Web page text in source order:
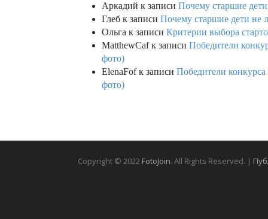
Аркадий к записи Почему старшие
Глеб к записи Почему старшие дети не
Ольга к записи Критерии выбора
MatthewCafк записи Победители
фото)
ElenaFofк записи Победители
фото)
Copyright © 2022 FotoJoin. All Rights Reserved. |